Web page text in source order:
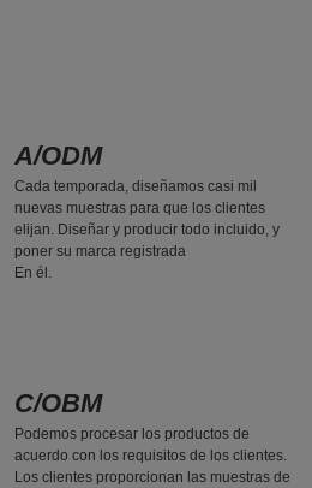
A/ODM
Cada temporada, diseñamos casi mil
nuevas muestras para que los clientes
elijan. Diseñar y producir todo incluido, y
poner su marca registrada
En él.
C/OBM
Podemos procesar los productos de
acuerdo con los requisitos de los clientes.
Los clientes proporcionan las muestras de